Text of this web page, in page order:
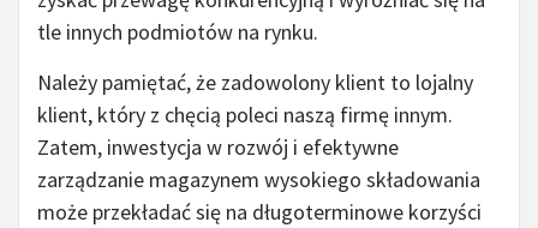
tle innych podmiotów na rynku.
Należy pamiętać, że zadowolony klient to lojalny
klient, który z chęcią poleci naszą firmę innym.
Zatem, inwestycja w rozwój i efektywne
zarządzanie magazynem wysokiego składowania
może przekładać się na długoterminowe korzyści